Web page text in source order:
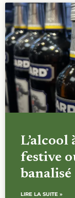
festive
banalisé
LIRE LA SUITE »